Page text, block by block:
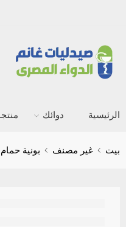
الرئيسية دوائك
بيت غير مصنف بونية حمام